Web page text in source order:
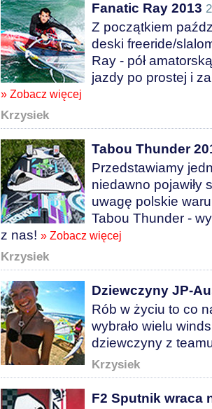
Fanatic Ray 2013
Z początkiem
deski freeride/
Ray - pół
jazdy po prostej i
» Zobacz więcej
Krzysiek
Tabou Thunder
Przedstawiamy
niedawno pojawiły
uwagę polskie
Tabou Thunder -
z nas! » Zobacz więcej
Krzysiek
Dziewczyny JP-
Rób w życiu to co
wybrało wielu
dziewczyny z
Krzysiek
F2 Sputnik wraca